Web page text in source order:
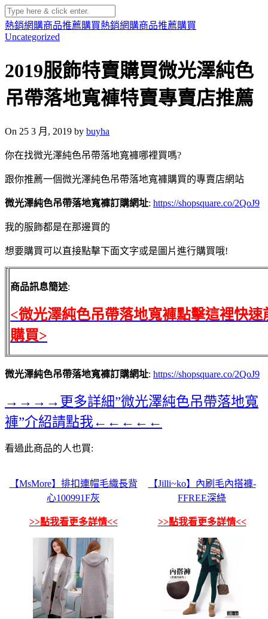
熱銷網購商品推薦購買熱銷網購商品推薦購買
Uncategorized
2019服飾特賣購買微光澤純色
吊帶落地寬褲特賣專賣店推薦
On 25 3 月, 2019 by buyha
你在找微光澤純色吊帶落地寬褲哪裡買嗎?
跟你推薦一個微光澤純色吊帶落地寬褲購買的專賣店網站
微光澤純色吊帶落地寬褲訂購網址: https://shopsquare.co/2QoJ9
我的服飾都是在那邊買的
想要購買可以直接點擊下面文字或是圖片進行購買哦!
商品訊息簡述:
<微光澤純色吊帶落地寬褲點擊這裡快速
購買>
微光澤純色吊帶落地寬褲訂購網址: https://shopsquare.co/2QoJ9
→→→→更多詳細”微光澤純色吊帶落地寬
褲”介紹請點我←←←←←
看過此商品的人也買:
【MsMore】排扣連帽毛織長背
心100991F灰
>>點我看更多詳情<<
【Jilli~ko】內刷毛內搭褲-
FFREE深綠
>>點我看更多詳情<<